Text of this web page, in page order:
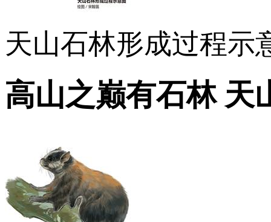
天山石林形成过程示
高山之巅有石林 天